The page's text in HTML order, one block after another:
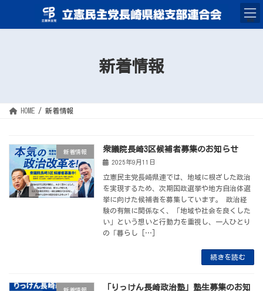
ン
ー
新着情報
HOME 新着情報
新着情報 衆議院長崎3区候補者募集のお知らせ
2025年9月11日
立憲民主党長崎県連では、地域に根ざした政治
を実現するため、次期国政選挙や地方自治体選
挙に向けた候補者を募集しています。 政治経
験の有無に関係なく、「地域や社会を良くした
い」という想いと行動力を重視し、一人ひとり
の「暮らし […]
続きを読む
新着情報
「りっけん長崎政治塾」塾生募集のお知
MENU